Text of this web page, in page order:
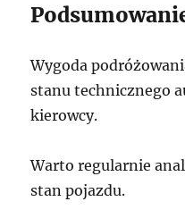
Wygoda
stanu technicznego
kierowcy.
Warto regularnie
stan pojazdu.